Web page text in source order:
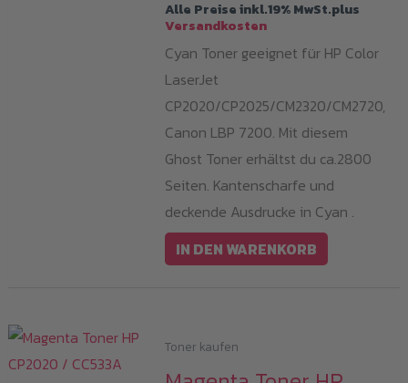
Alle Preise inkl.19% MwSt.plus
Versandkosten
Cyan Toner geeignet für HP Color
LaserJet
CP2020/CP2025/CM2320/CM2720,
Canon LBP 7200. Mit diesem
Ghost Toner erhältst du ca.2800
Seiten. Kantenscharfe und
deckende Ausdrucke in Cyan .
IN DEN WARENKORB
Toner kaufen